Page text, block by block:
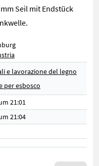
Seil mit Endstück
e lavorazione del legno
per esbosco
21:01
21:04